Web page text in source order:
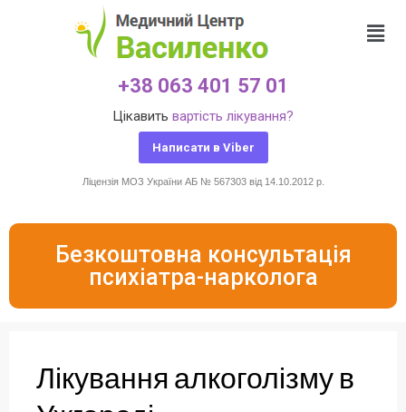
+38 063 401 57 01
Цікавить вартість лікування?
Написати в Viber
Ліцензія МОЗ України АБ № 567303 від 14.10.2012 р.
Безкоштовна консультація
психіатра-нарколога
Лікування алкоголізму в